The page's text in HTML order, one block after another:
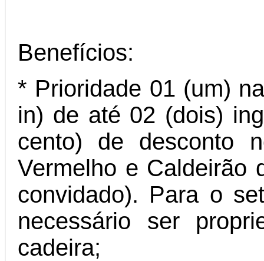
Benefícios:
* Prioridade 01 (um)
in) de até 02 (dois)
cento) de desconto
Vermelho e Caldeirão
convidado). Para o
necessário ser
cadeira;